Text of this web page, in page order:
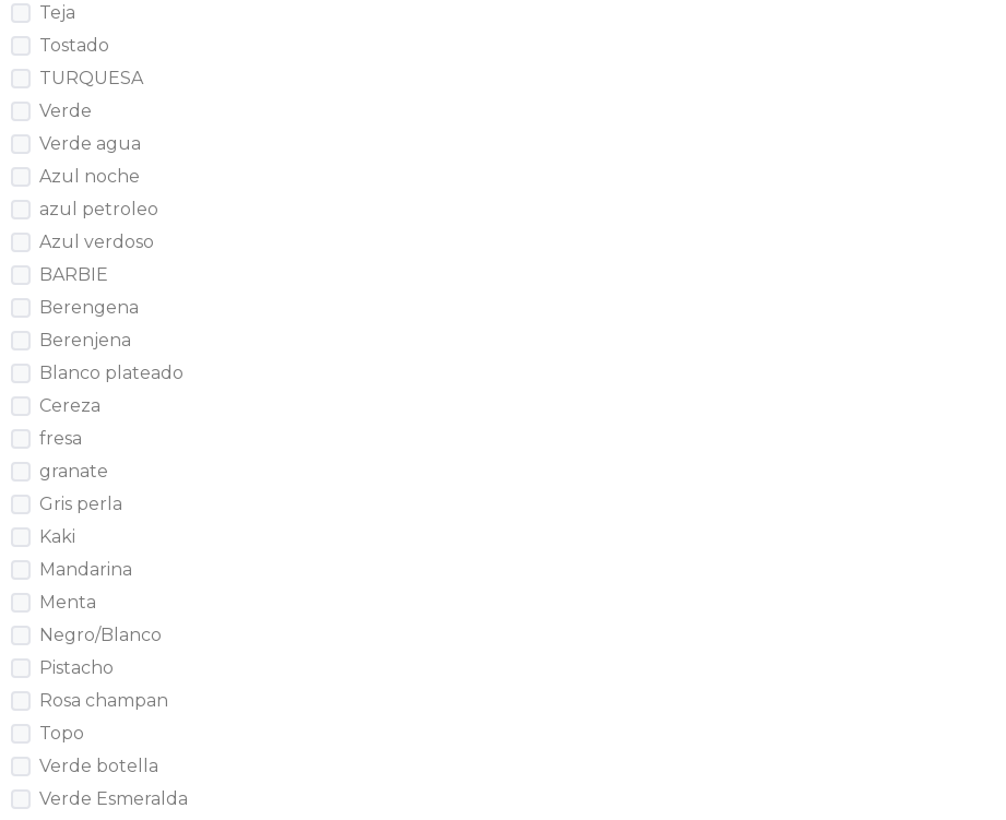
Teja
Tostado
TURQUESA
Verde
Verde agua
Azul noche
azul petroleo
Azul verdoso
BARBIE
Berengena
Berenjena
Blanco plateado
Cereza
fresa
granate
Gris perla
Kaki
Mandarina
Menta
Negro/Blanco
Pistacho
Rosa champan
Topo
Verde botella
Verde Esmeralda